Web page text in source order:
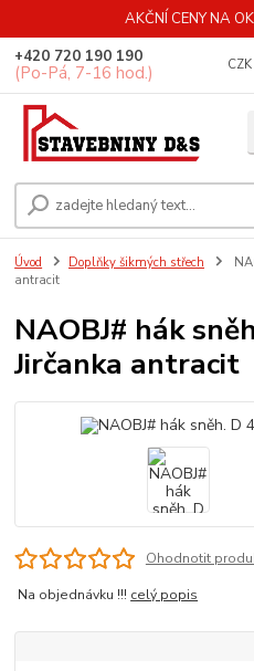
AKČNÍ CENY NA
+420 720 190 190
(Po-Pá, 7-16 hod.)
Úvod Doplňky šikmých střech
antracit
NAOBJ# hák
Jirčanka antracit
Ohodnotit
Na objednávku !!! celý popis